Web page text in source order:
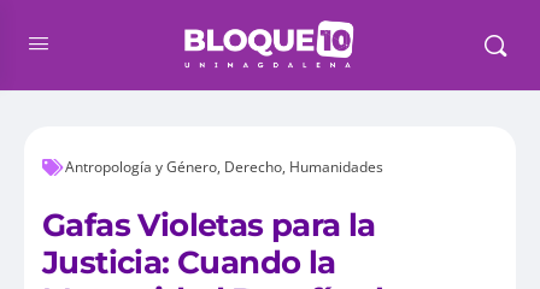
Antropología y Género, Derecho, Humanidades
Gafas Violetas para la
Justicia: Cuando la